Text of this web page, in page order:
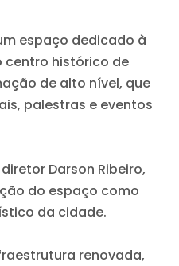
espaço dedicado à
centro histórico de
de alto nível, que
palestras e eventos
Darson Ribeiro,
do espaço como
da cidade.
renovada,